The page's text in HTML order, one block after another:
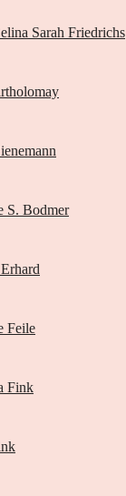
Sarah Friedrichs
S. Bodmer
Feile
Fink